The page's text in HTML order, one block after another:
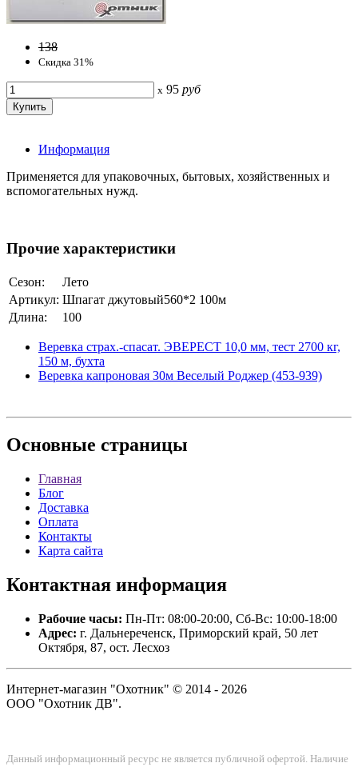
138
Скидка 31%
x 95 руб
Информация
Применяется для упаковочных, бытовых, хозяйственных и
вспомогательных нужд.
Прочие характеристики
Сезон:
Лето
Артикул: Шпагат джутовый560*2 100м
Длина:
100
Веревка страх.-спасат. ЭВЕРЕСТ 10,0 мм, тест 2700 кг,
150 м, бухта
Веревка капроновая 30м Веселый Роджер (453-939)
Основные страницы
Главная
Блог
Доставка
Оплата
Контакты
Карта сайта
Контактная информация
Рабочие часы: Пн-Пт: 08:00-20:00, Сб-Вс: 10:00-18:00
Адрес: г. Дальнереченск, Приморский край, 50 лет
Октября, 87, ост. Лесхоз
Интернет-магазин "Охотник" © 2014 - 2026
ООО "Охотник ДВ".
Данный информационный ресурс не является публичной офертой. Наличие